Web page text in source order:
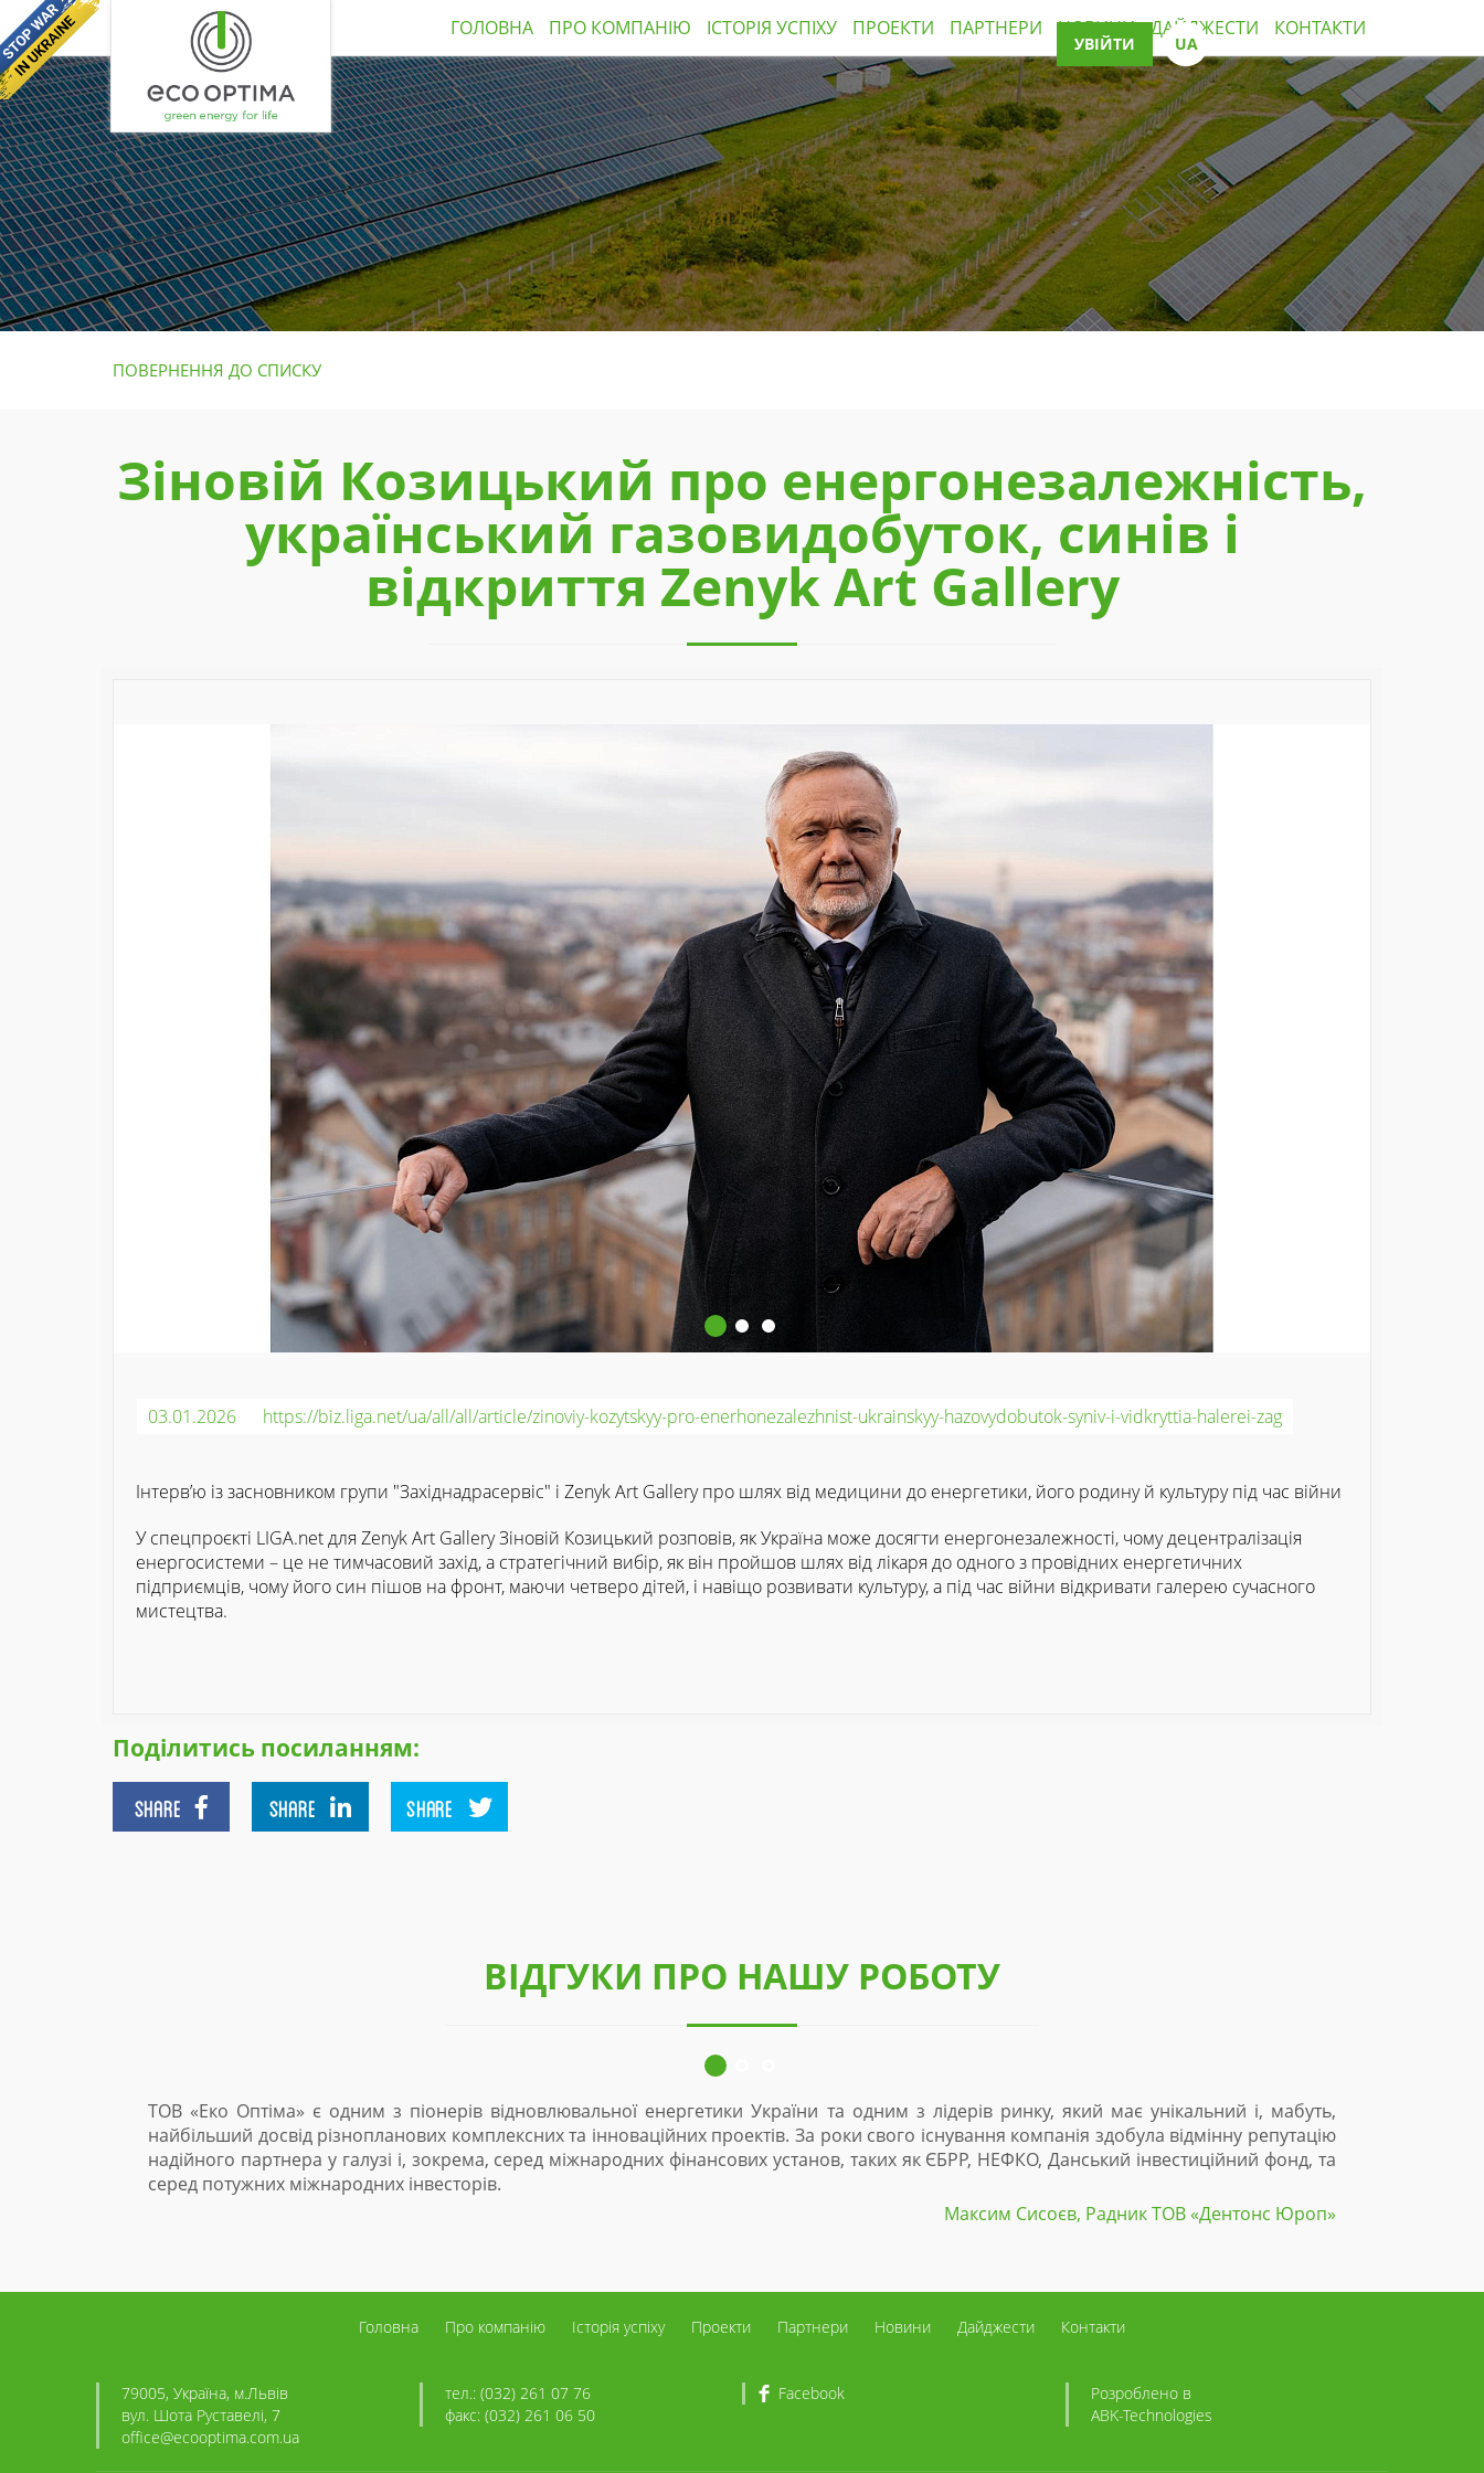
ГОЛОВНА ПРО КОМПАНІЮ ІСТОРІЯ УСПІХУ ПРОЕКТИ ПАРТНЕРИ НОВИНИ ДАЙДЖЕСТИ КОНТАКТИ
УВІЙТИ UА
ПОВЕРНЕННЯ ДО СПИСКУ
Зіновій Козицький про енергонезалежність,
український газовидобуток, синів і
відкриття Zenyk Art Gallery
03.01.2026 https://biz.liga.net/ua/all/all/article/zinoviy-kozytskyy-pro-enerhonezalezhnist-ukrainskyy-hazovydobutok-syniv-i-vidkryttia-halerei-zag
Інтерв’ю із засновником групи "Західнадрасервіс" і Zenyk Art Gallery про шлях від медицини до енергетики, його родину й культуру під час війни
У спецпроєкті LIGA.net для Zenyk Art Gallery Зіновій Козицький розповів, як Україна може досягти енергонезалежності, чому децентралізація
енергосистеми – це не тимчасовий захід, а стратегічний вибір, як він пройшов шлях від лікаря до одного з провідних енергетичних
підприємців, чому його син пішов на фронт, маючи четверо дітей, і навіщо розвивати культуру, а під час війни відкривати галерею сучасного
мистецтва.
Поділитись посиланням:
SHARE SHARE SHARE
ВІДГУКИ ПРО НАШУ РОБОТУ
є одним з піонерів відновлювальної енергетики України та одним з лідерів ринку, який має унікальний і, мабуть,
досвід різнопланових комплексних та інноваційних проектів. За роки свого існування компанія здобула відмінну репутацію
партнера у галузі і, зокрема, серед міжнародних фінансових установ, таких як ЄБРР, НЕФКО, Данський інвестиційний фонд, та
міжнародних інвесторів.
Максим Сисоєв, Радник ТОВ «Дентонc Юроп»
З 2015р ТОВ «Еко-Оптіма» є одним із
сонячних електростанцій. За час
в регіоні та в масштабах держави.
Головна Про компанію Історія успіху Проекти Партнери Новини Дайджести Контакти
79005, Україна, м.Львів
вул. Шота Руставелі, 7
office@ecooptima.com.ua
тел.: (032) 261 07 76
факс: (032) 261 06 50
Facebook
Розроблено в
ABK-Technologies